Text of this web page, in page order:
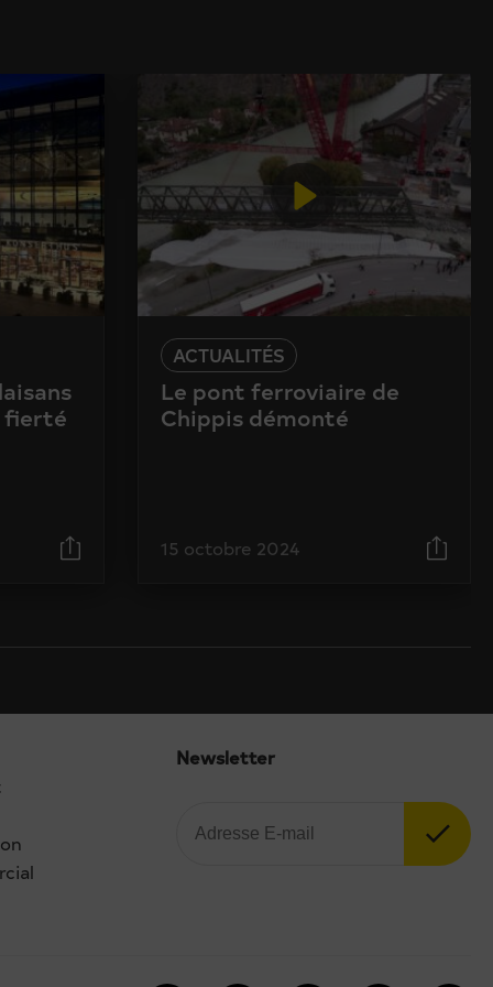
fierté
ACTUALITÉS
Le pont ferroviaire de
Chippis démonté
15 octobre 2024
Newsletter